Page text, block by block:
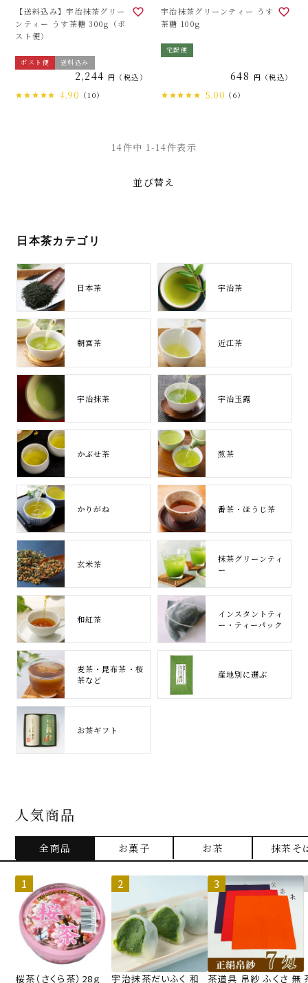
【送料込み】宇治抹茶グリー
ンティー うす茶糖 300g（ポ
スト便）
ポスト便 送料込み
2,244 税込
4.90 （10）
宇治抹茶グリーンティー うす
茶糖 100g
宅配便
648 税込
5.00 （6）
並び替え
14件中 1-14件表示
日本茶カテゴリ
日本茶 宇治茶
朝宮茶 近江茶
宇治抹茶 宇治玉露
かぶせ茶 煎茶
かりがね 番茶・ほうじ茶
玄米茶
抹茶グリーンティ
ー
和紅茶
インスタントティ
ー・ティーパック
麦茶・昆布茶・桜
茶など
産地別に選ぶ
お茶ギフト
人気商品
全商品 お菓子 お茶 抹茶そ
桜茶（さくら茶）28ｇ 宇治抹茶だいふく 和 茶道具 帛紗 ふくさ 無